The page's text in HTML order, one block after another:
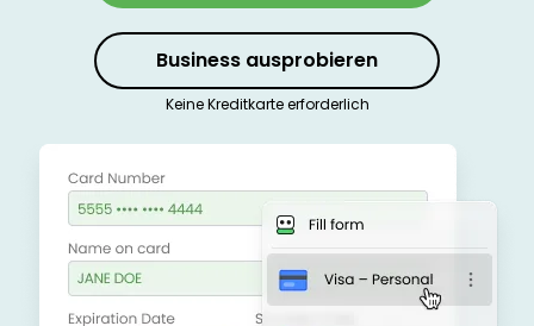
Einloggen
Jetzt kaufen
Business ausprobieren
Keine Kreditkarte erforderlich